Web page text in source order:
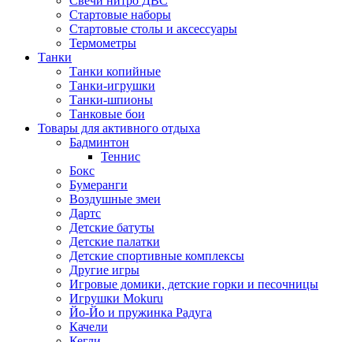
Стартовые наборы
Стартовые столы и аксессуары
Термометры
Танки
Танки копийные
Танки-игрушки
Танки-шпионы
Танковые бои
Товары для активного отдыха
Бадминтон
Теннис
Бокс
Бумеранги
Воздушные змеи
Дартс
Детские батуты
Детские палатки
Детские спортивные комплексы
Другие игры
Игровые домики, детские горки и песочницы
Игрушки Mokuru
Йо-Йо и пружинка Радуга
Качели